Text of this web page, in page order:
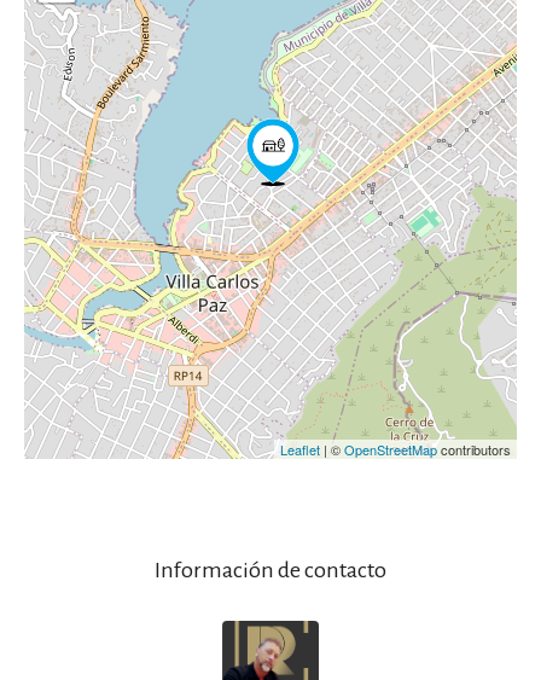
Leaflet | ©OpenStreetMapcontributors
Información de contacto